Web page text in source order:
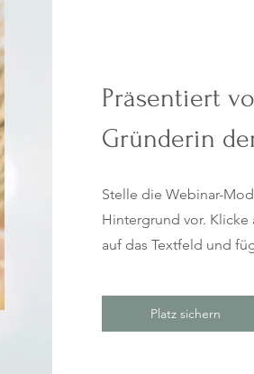
Präsentiert
Gründerin
Stelle die Webinar-
Hintergrund vor.
auf das Textfeld und
Platz sichern